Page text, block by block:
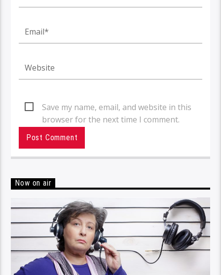
Save my name, email, and website in this
browser for the next time I comment.
Now on air